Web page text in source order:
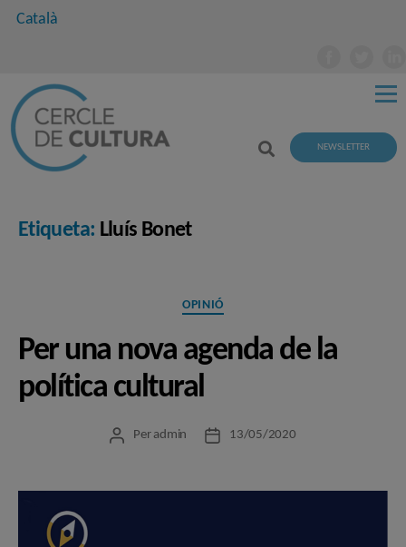
Català
NEWSLETTER
Etiqueta: Lluís Bonet
Categories
OPINIÓ
Per una nova agenda de la
política cultural
Autor
Per admin
Data13/05/2020